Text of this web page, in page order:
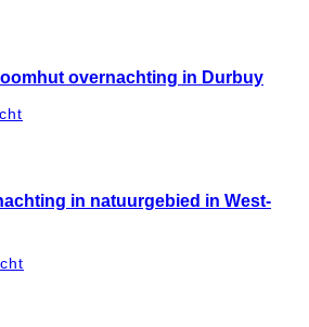
overnachting in Durbuy
in natuurgebied in West-